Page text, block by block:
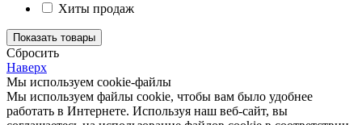
Хиты продаж
Cбросить
Наверх
Мы используем cookie-файлы
Мы используем файлы cookie, чтобы вам было удобнее
работать в Интернете. Используя наш веб-сайт, вы